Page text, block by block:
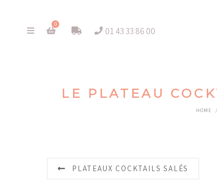
0
01 43 33 86 00
LE PLATEAU
HOME /
PLATEAUX COCKTAILS SALÉS